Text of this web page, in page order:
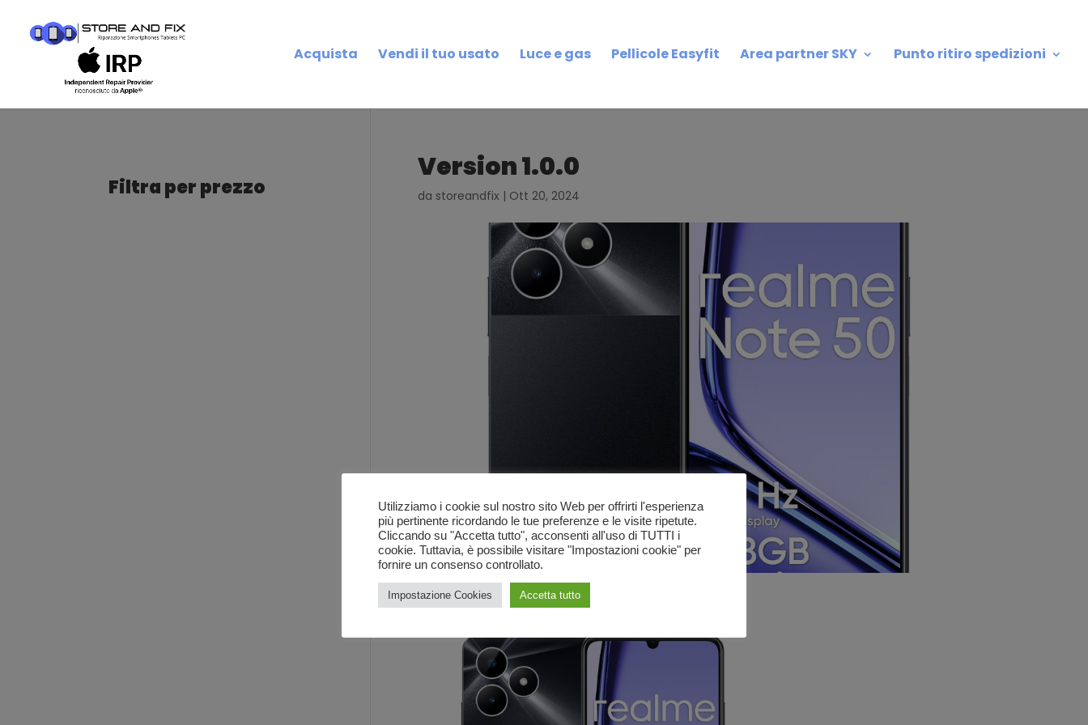
Acquista Vendi il tuo usato Luce e gas Pellicole Easyfit Area partner SKY Punto ritiro spedizioni
Version 1.0.0
da storeandfix | Ott 20, 2024
Filtra per prezzo
Utilizziamo i cookie sul nostro sito Web per offrirti l'esperienza
più pertinente ricordando le tue preferenze e le visite ripetute.
Cliccando su "Accetta tutto", acconsenti all'uso di TUTTI i
cookie. Tuttavia, è possibile visitare "Impostazioni cookie" per
fornire un consenso controllato.
Impostazione Cookies Accetta tutto